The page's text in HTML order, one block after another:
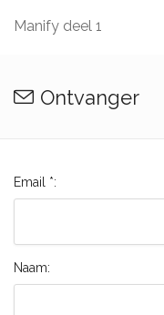
Manify deel 1
Ontvanger
Email *:
Naam: